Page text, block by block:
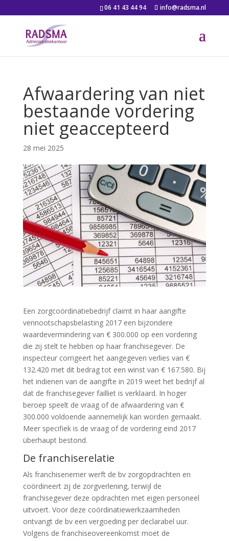
06 41 43 44 94 info@radsma.nl
Afwaardering van niet
bestaande vordering
niet geaccepteerd
28 mei 2025
Een zorgcoördinatiebedrijf claimt in haar aangifte
vennootschapsbelasting 2017 een bijzondere
waardevermindering van € 300.000 op een vordering
die zij stelt te hebben op haar franchisegever. De
inspecteur corrigeert het aangegeven verlies van €
132.420 met dit bedrag tot een winst van € 167.580. Bij
het indienen van de aangifte in 2019 weet het bedrijf al
dat de franchisegever failliet is verklaard. In hoger
beroep speelt de vraag of de afwaardering van €
300.000 voldoende aannemelijk kan worden gemaakt.
Meer specifiek is de vraag of de vordering eind 2017
überhaupt bestond.
De franchiserelatie
Als franchisenemer werft de bv zorgopdrachten en
coördineert zij de zorgverlening, terwijl de
franchisegever deze opdrachten met eigen personeel
uitvoert. Voor deze coördinatiewerkzaamheden
ontvangt de bv een vergoeding per declarabel uur.
Volgens de franchiseovereenkomst moet de